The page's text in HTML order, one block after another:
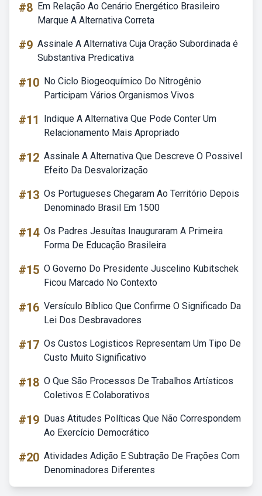
#8 Em Relação Ao Cenário Energético Brasileiro
Marque A Alternativa Correta
#9 Assinale A Alternativa Cuja Oração Subordinada é
Substantiva Predicativa
#10 No Ciclo Biogeoquímico Do Nitrogênio
Participam Vários Organismos Vivos
#11
Indique A Alternativa Que Pode Conter Um
Relacionamento Mais Apropriado
#12 Assinale A Alternativa Que Descreve O Possivel
Efeito Da Desvalorização
#13 Os Portugueses Chegaram Ao Território Depois
Denominado Brasil Em 1500
#14 Os Padres Jesuítas Inauguraram A Primeira
Forma De Educação Brasileira
#15 O Governo Do Presidente Juscelino Kubitschek
Ficou Marcado No Contexto
#16 Versículo Bíblico Que Confirme O Significado Da
Lei Dos Desbravadores
#17 Os Custos Logisticos Representam Um Tipo De
Custo Muito Significativo
#18 O Que São Processos De Trabalhos Artísticos
Coletivos E Colaborativos
#19 Duas Atitudes Políticas Que Não Correspondem
Ao Exercício Democrático
#20 Atividades Adição E Subtração De Frações Com
Denominadores Diferentes